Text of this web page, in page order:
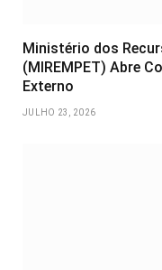
Ministério dos
(MIREMPET) Abre
Externo
JULHO 23, 2026